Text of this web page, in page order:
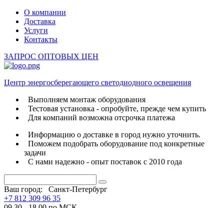
О компании
Доставка
Услуги
Контакты
ЗАПРОС ОПТОВЫХ ЦЕН
Центр энергосберегающего светодиодного освещения
Выполняем монтаж оборудования
Тестовая установка - опробуйте, прежде чем купить
Для компаний возможна отсрочка платежа
Информацию о доставке в город нужно уточнить.
Поможем подобрать оборудование под конкретные
задачи
С нами надежно - опыт поставок с 2010 года
Ваш город:
Санкт-Петербург
+7 812 309 96 35